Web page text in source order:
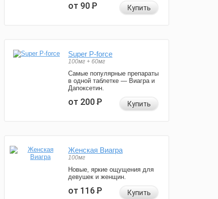
от 90Р Купить
Super P-force
100мг + 60мг
Самые популярные препараты
в одной таблетке — Виагра и
Дапоксетин.
от 200Р Купить
Женская Виагра
100мг
Новые, яркие ощущения для
девушек и женщин.
от 116Р Купить